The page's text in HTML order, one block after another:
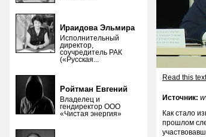
Ираидова Эльмира
Исполнительный
директор,
соучредитель РАК
(«Русская...
Ройтман Евгений
Владелец и
гендиректор ООО
«Чистая энергия»
Read this
Источник:
Как стало
прошлом